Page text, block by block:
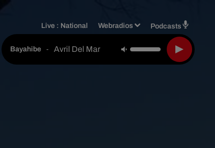
Live : National Webradios Podcasts
Bayahibe - Avril Del Mar